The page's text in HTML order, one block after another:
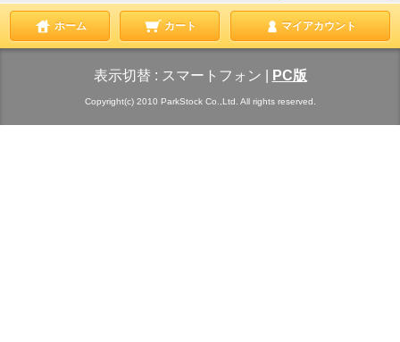
ホーム カート マイアカウント
表示切替 : スマートフォン PC版
Copyright(c) 2010 ParkStock Co.,Ltd. All rights reserved.